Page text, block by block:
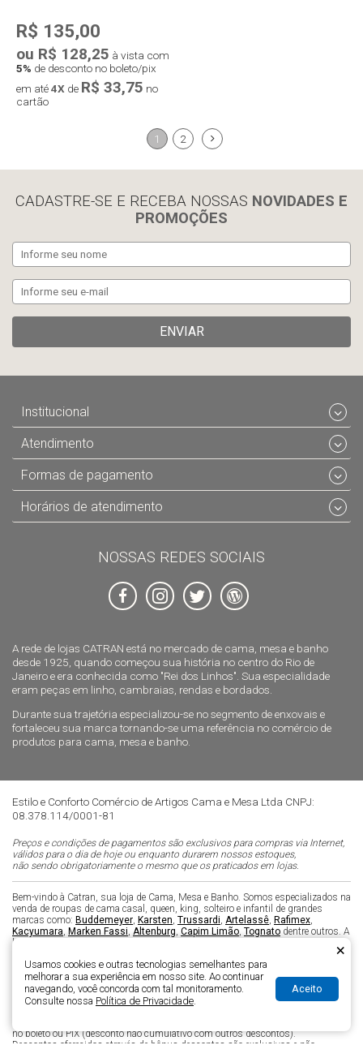
R$ 135,00
ou R$ 128,25 à vista com
5% de desconto no boleto/pix
em até4X de R$ 33,75 no
cartão
1 2
CADASTRE-SE E RECEBA NOSSAS NOVIDADES E
PROMOÇÕES
ENVIAR
A rede de lojas CATRAN está no mercado de cama, mesa e banho
desde 1925, quando começou sua história no centro do Rio de
Janeiro e era conhecida como "Rei dos Linhos". Sua especialidade
eram peças em linho, cambraias, rendas e bordados.
Durante sua trajetória especializou-se no segmento de enxovais e
fortaleceu sua marca tornando-se uma referência no comércio de
produtos para cama, mesa e banho.
Institucional
Atendimento
Formas de pagamento
Horários de atendimento
NOSSAS REDES SOCIAIS
Estilo e Conforto Comércio de Artigos Cama e Mesa Ltda CNPJ:
08.378.114/0001-81
Preços e condições de pagamentos são exclusivos para compras via Internet,
válidos para o dia de hoje ou enquanto durarem nossos estoques,
não sendo obrigatoriamente o mesmo que os praticados em lojas.
Bem-vindo à Catran, sua loja de Cama, Mesa e Banho. Somos especializados na
venda de roupas de cama casal, queen, king, solteiro e infantil de grandes
marcas como: Buddemeyer, Karsten, Trussardi, Artelassê, Rafimex,
Kacyumara, Marken Fassi, Altenburg, Capim Limão, Tognato dentre outros. A
loja virtual Catran está dividida nos seguintes departamentos:
. Comercializamos
enxoval,edredom, toalha de banho,roupão,roupa de cama
mesa ,jogos americanos,jogo de cama,colcha,cobertor travesseiro,
protetor de colchão anti alérgicoe muito mais. Nesta loja virtual, você pode
comprar com a maior segurança e ainda parcelar em até 10X sem juros nos
no boleto ou PIX (desconto não cumulativo com outros descontos).
×
Usamos cookies e outras tecnologias semelhantes para
melhorar a sua experiência em nosso site. Ao continuar
navegando, você concorda com tal monitoramento.
Consulte nossa Política de Privacidade.
Aceito